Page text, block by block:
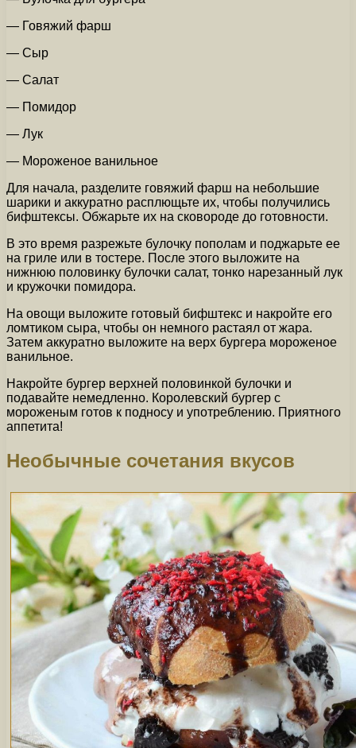
— Говяжий фарш
— Сыр
— Салат
— Помидор
— Лук
— Мороженое ванильное
Для начала, разделите говяжий фарш на небольшие
шарики и аккуратно расплющьте их, чтобы получились
бифштексы. Обжарьте их на сковороде до готовности.
В это время разрежьте булочку пополам и поджарьте ее
на гриле или в тостере. После этого выложите на
нижнюю половинку булочки салат, тонко нарезанный лук
и кружочки помидора.
На овощи выложите готовый бифштекс и накройте его
ломтиком сыра, чтобы он немного растаял от жара.
Затем аккуратно выложите на верх бургера мороженое
ванильное.
Накройте бургер верхней половинкой булочки и
подавайте немедленно. Королевский бургер с
мороженым готов к подносу и употреблению. Приятного
аппетита!
Необычные сочетания вкусов